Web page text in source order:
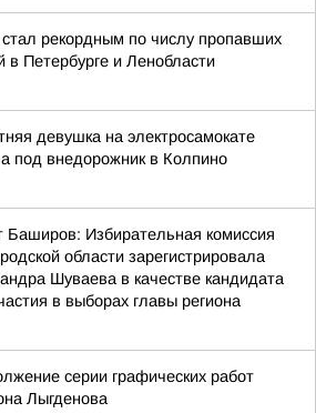
рекордным по числу пропавших
в Петербурге и Ленобласти
девушка на электросамокате
под внедорожник в Колпино
Баширов: Избирательная комиссия
области зарегистрировала
Шуваева в качестве кандидата
в выборах главы региона
серии графических работ
Лыгденова